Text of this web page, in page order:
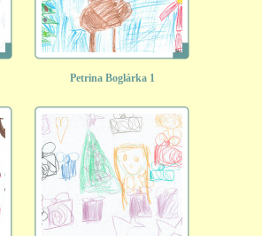
Petrina Boglárka 1